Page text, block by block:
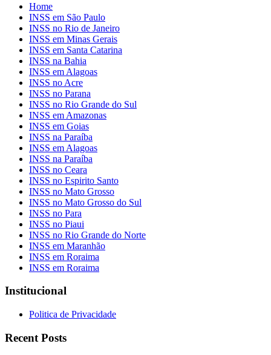
Home
INSS em São Paulo
INSS no Rio de Janeiro
INSS em Minas Gerais
INSS em Santa Catarina
INSS na Bahia
INSS em Alagoas
INSS no Acre
INSS no Parana
INSS no Rio Grande do Sul
INSS em Amazonas
INSS em Goias
INSS na Paraíba
INSS em Alagoas
INSS na Paraíba
INSS no Ceara
INSS no Espirito Santo
INSS no Mato Grosso
INSS no Mato Grosso do Sul
INSS no Para
INSS no Piaui
INSS no Rio Grande do Norte
INSS em Maranhão
INSS em Roraima
INSS em Roraima
Institucional
Politica de Privacidade
Recent Posts